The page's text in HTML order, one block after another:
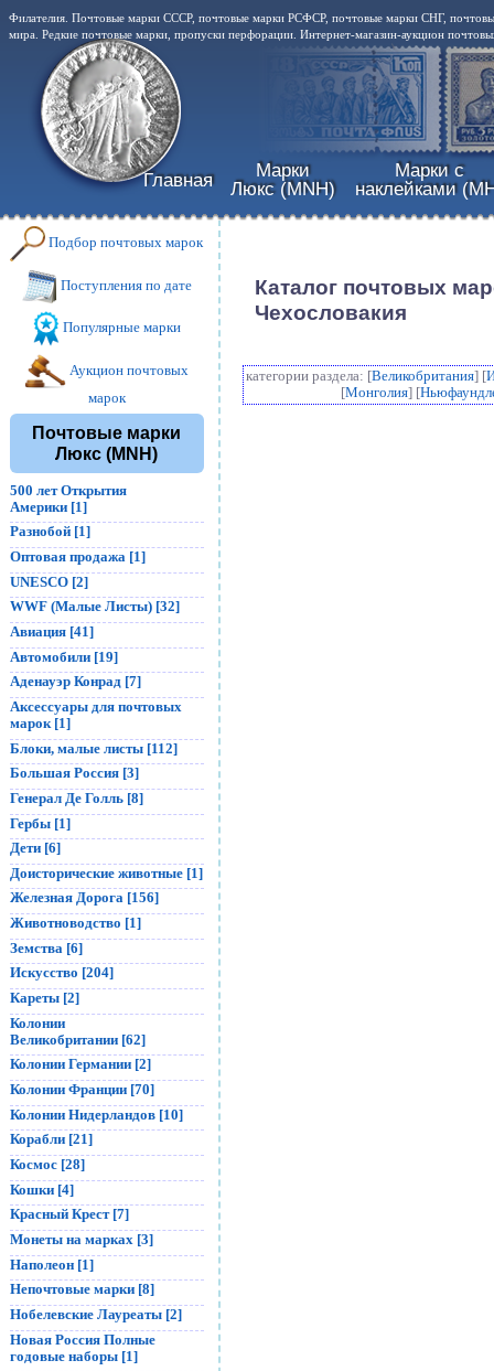
Филателия. Почтовые марки СССР, почтовые марки РСФСР, почтовые марки СНГ,
мира. Редкие почтовые марки, пропуски перфорации. Интернет-магазин-аукцион
Главная
Марки
Люкс (MNH)
Марки с
наклейками
Подбор почтовых марок
Поступления по дате
Популярные марки
Аукцион почтовых
марок
Почтовые марки
Люкс (MNH)
500 лет Открытия
Америки [1]
Разнобой [1]
Оптовая продажа [1]
UNESCO [2]
WWF (Малые Листы) [32]
Авиация [41]
Автомобили [19]
Аденауэр Конрад [7]
Аксессуары для почтовых
марок [1]
Блоки, малые листы [112]
Большая Россия [3]
Генерал Де Голль [8]
Гербы [1]
Дети [6]
Доисторические животные [1]
Железная Дорога [156]
Животноводство [1]
Земства [6]
Искусство [204]
Кареты [2]
Колонии
Великобритании [62]
Колонии Германии [2]
Колонии Франции [70]
Колонии Нидерландов [10]
Корабли [21]
Космос [28]
Кошки [4]
Красный Крест [7]
Монеты на марках [3]
Наполеон [1]
Непочтовые марки [8]
Нобелевские Лауреаты [2]
Новая Россия Полные
годовые наборы [1]
Каталог почтовых
Чехословакия
категории раздела: [Великобритания] [
[Монголия] [